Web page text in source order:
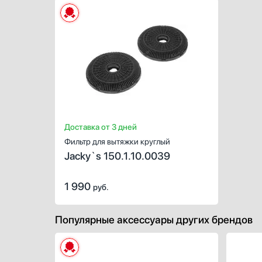
Доставка от 3 дней
Фильтр для вытяжки круглый
Jacky`s 150.1.10.0039
1 990 руб.
Популярные аксессуары других брендов